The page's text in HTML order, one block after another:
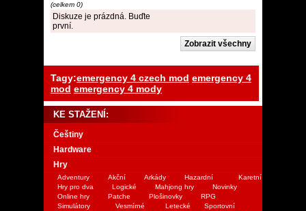
(celkem 0)
Diskuze je prázdná. Buďte
první.
Tagy:emergency 4 czech mod emergency 4
mod emergency 4 mody
KE STAŽENÍ:
Češtiny
Hardware
Hry
Adventury Akční Arkády Hazardní
Karetní
Hry pro dva
Logické Mahjong hry
Novinky
Online hry
Patche Plošinovky
RPG
Simulátory
Vesmírné Letecké
Sportovní